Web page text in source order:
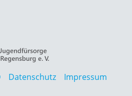
Impressum
Datenschutz